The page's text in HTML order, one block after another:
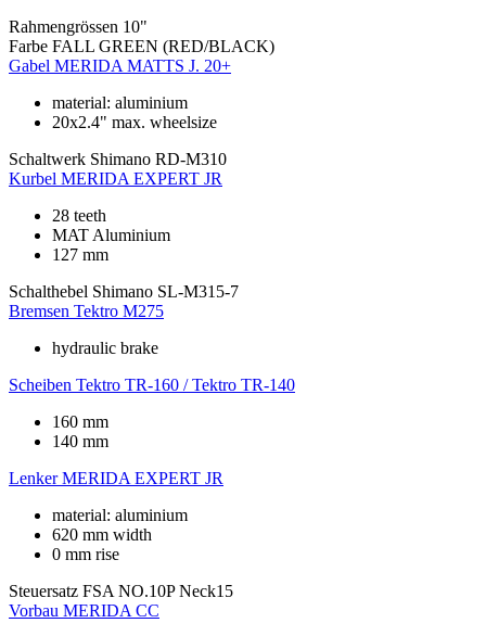
Rahmengrössen 10"
Farbe FALL GREEN (RED/BLACK)
Gabel MERIDA MATTS J. 20+
material: aluminium
20x2.4" max. wheelsize
Schaltwerk Shimano RD-M310
Kurbel MERIDA EXPERT JR
28 teeth
MAT Aluminium
127 mm
Schalthebel Shimano SL-M315-7
Bremsen Tektro M275
hydraulic brake
Scheiben Tektro TR-160 / Tektro TR-140
160 mm
140 mm
Lenker MERIDA EXPERT JR
material: aluminium
620 mm width
0 mm rise
Steuersatz FSA NO.10P Neck15
Vorbau MERIDA CC